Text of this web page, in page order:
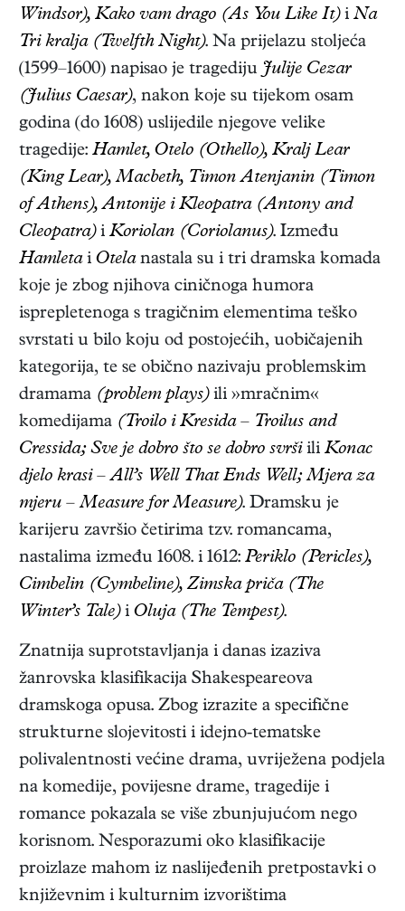
Windsor), Kako vam drago (As You Like It)i Na
Tri kralja (Twelfth Night). Na prijelazu stoljeća
(1599–1600) napisao je tragedijuJulije Cezar
(Julius Caesar), nakon koje su tijekom osam
godina (do 1608) uslijedile njegove velike
tragedije: Hamlet, Otelo (Othello), Kralj Lear
(King Lear), Macbeth, Timon Atenjanin (Timon
of Athens), Antonije i Kleopatra (Antony and
Cleopatra)i Koriolan (Coriolanus). Između
Hamletai Otelanastala su i tri dramska komada
koje je zbog njihova ciničnoga humora
isprepletenoga s tragičnim elementima teško
svrstati u bilo koju od postojećih, uobičajenih
kategorija, te se obično nazivaju problemskim
dramama (problem plays)ili »mračnim«
komedijama (Troilo i Kresida – Troilus and
Cressida; Sve je dobro što se dobro svršiili Konac
djelo krasi – All’s Well That Ends Well; Mjera za
mjeru – Measure for Measure). Dramsku je
karijeru završio četirima tzv. romancama,
nastalima između 1608. i 1612: Periklo (Pericles),
Cimbelin (Cymbeline), Zimska priča (The
Winter’s Tale)i Oluja (The Tempest).
Znatnija suprotstavljanja i danas izaziva
žanrovska klasifikacija Shakespeareova
dramskoga opusa. Zbog izrazite a specifične
strukturne slojevitosti i idejno-tematske
polivalentnosti većine drama, uvriježena podjela
na komedije, povijesne drame, tragedije i
romance pokazala se više zbunjujućom nego
korisnom. Nesporazumi oko klasifikacije
proizlaze mahom iz naslijeđenih pretpostavki o
književnim i kulturnim izvorištima